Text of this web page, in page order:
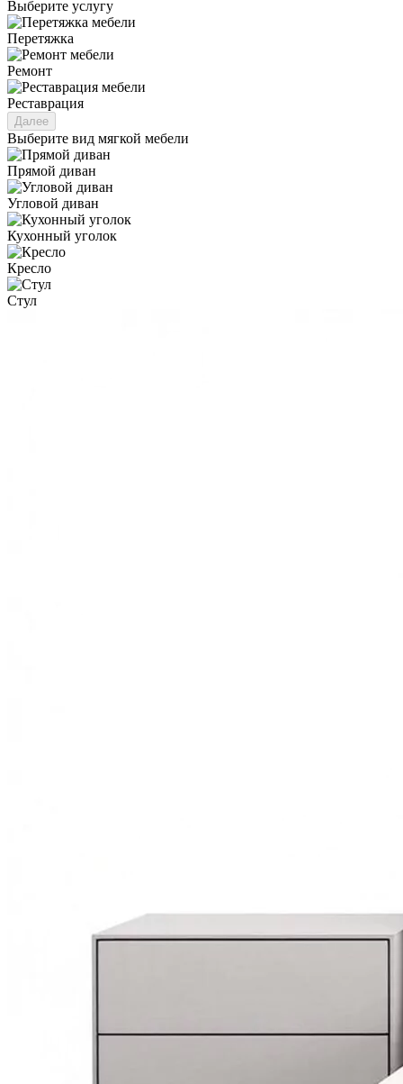
Выберите услугу
Перетяжка
Ремонт
Реставрация
Далее
Выберите вид мягкой мебели
Прямой диван
Угловой диван
Кухонный уголок
Кресло
Стул